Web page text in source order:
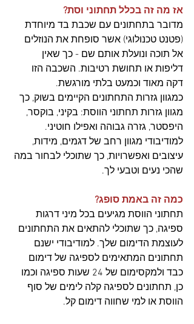
אז מה זה בכלל תחתוני וסת?
מדובר בתחתונים עם שכבת בד מיוחדת
(פטנט טכנולוגי) אשר סופחת את הנוזלים
אל תוכה ונועלת אותם שם - כך שאין
דליפות או תחושת רטיבות. השכבה הזו
דקה מאוד וכמעט בלתי מורגשת.
כמגוון גזרות התחתונים הקיימים בשוק, כך
מגוון גזרות תחתוני הווסת: בקיני, בוקסר,
היפסטר, גזרה גבוהה ואפילו חוטיני.
למודיבודי מגוון רחב של דגמים, מידות,
עיצובים ואפשרויות, כך שתוכלי לבחור במה
שהכי נעים וטבעי לך.
כמה זה באמת סופג?
תחתוני הווסת מגיעים בכל מיני דרגות
ספיגה, כך שתוכלי להתאים את התחתונים
לעוצמת הדימום שלך. למודיבודי ישנם
תחתונים המתאימים לספיגה של דימום
כבד ולמקסימום של 24 שעות ספיגה וכמו
כן, תחתונים לספיגה קלה לימים של סוף
הווסת או למי שחווה דימום קל.